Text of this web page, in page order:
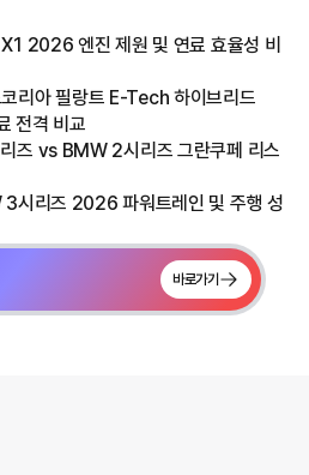
2026 엔진 제원 및 연료 효율성 비
리아 필랑트 E-Tech 하이브리드
전격 비교
즈 vs BMW 2시리즈 그란쿠페 리스
시리즈 2026 파워트레인 및 주행 성
바로가기